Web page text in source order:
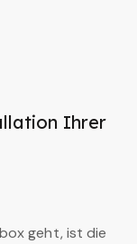
Ihrer
geht, ist die